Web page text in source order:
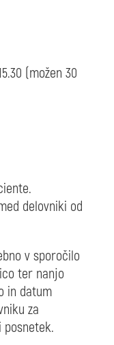
(možen 30
delovniki od
v sporočilo
ter nanjo
in datum
za